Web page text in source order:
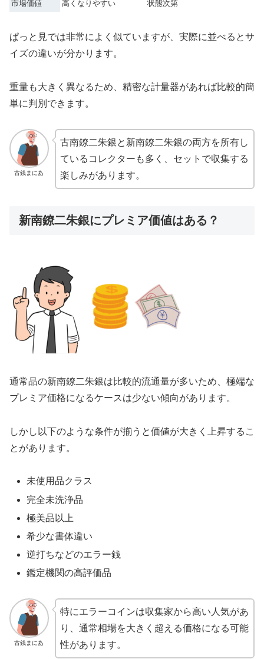
市場価値
高くなりやすい 状態次第
ぱっと見では非常によく似ていますが、実際に並べるとサ
イズの違いが分かります。
重量も大きく異なるため、精密な計量器があれば比較的簡
単に判別できます。
古銭まにあ
古南鐐二朱銀と新南鐐二朱銀の両方を所有し
ているコレクターも多く、セットで収集する
楽しみがあります。
新南鐐二朱銀にプレミア価値はある？
通常品の新南鐐二朱銀は比較的流通量が多いため、極端な
プレミア価格になるケースは少ない傾向があります。
しかし以下のような条件が揃うと価値が大きく上昇するこ
とがあります。
未使用品クラス
完全未洗浄品
極美品以上
希少な書体違い
逆打ちなどのエラー銭
鑑定機関の高評価品
古銭まにあ
特にエラーコインは収集家から高い人気があ
り、通常相場を大きく超える価格になる可能
性があります。